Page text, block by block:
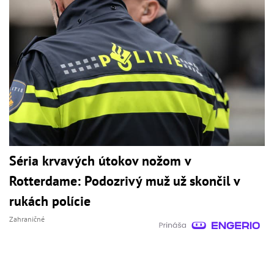
Séria krvavých útokov nožom v
Rotterdame: Podozrivý muž už skončil v
rukách polície
Zahraničné